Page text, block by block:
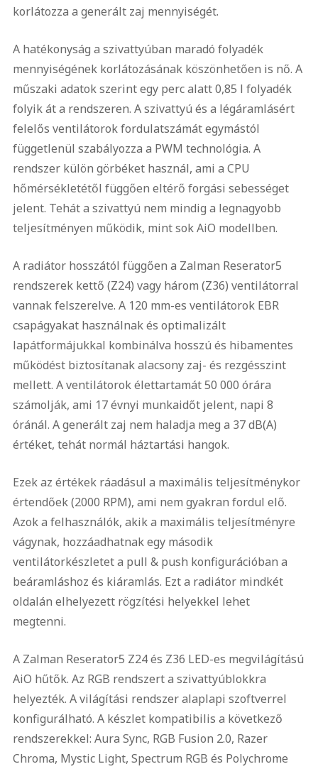
korlátozza a generált zaj mennyiségét.
A hatékonyság a szivattyúban maradó folyadék
mennyiségének korlátozásának köszönhetően is nő. A
műszaki adatok szerint egy perc alatt 0,85 l folyadék
folyik át a rendszeren. A szivattyú és a légáramlásért
felelős ventilátorok fordulatszámát egymástól
függetlenül szabályozza a PWM technológia. A
rendszer külön görbéket használ, ami a CPU
hőmérsékletétől függően eltérő forgási sebességet
jelent. Tehát a szivattyú nem mindig a legnagyobb
teljesítményen működik, mint sok AiO modellben.
A radiátor hosszától függően a Zalman Reserator5
rendszerek kettő (Z24) vagy három (Z36) ventilátorral
vannak felszerelve. A 120 mm-es ventilátorok EBR
csapágyakat használnak és optimalizált
lapátformájukkal kombinálva hosszú és hibamentes
működést biztosítanak alacsony zaj- és rezgésszint
mellett. A ventilátorok élettartamát 50 000 órára
számolják, ami 17 évnyi munkaidőt jelent, napi 8
óránál. A generált zaj nem haladja meg a 37 dB(A)
értéket, tehát normál háztartási hangok.
Ezek az értékek ráadásul a maximális teljesítménykor
értendőek (2000 RPM), ami nem gyakran fordul elő.
Azok a felhasználók, akik a maximális teljesítményre
vágynak, hozzáadhatnak egy második
ventilátorkészletet a pull & push konfigurációban a
beáramláshoz és kiáramlás. Ezt a radiátor mindkét
oldalán elhelyezett rögzítési helyekkel lehet
megtenni.
A Zalman Reserator5 Z24 és Z36 LED-es megvilágítású
AiO hűtők. Az RGB rendszert a szivattyúblokkra
helyezték. A világítási rendszer alaplapi szoftverrel
konfigurálható. A készlet kompatibilis a következő
rendszerekkel: Aura Sync, RGB Fusion 2.0, Razer
Chroma, Mystic Light, Spectrum RGB és Polychrome